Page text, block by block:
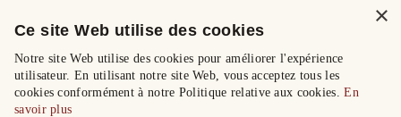
×
Ce site Web utilise des cookies
Notre site Web utilise des cookies pour améliorer l'expérience
utilisateur. En utilisant notre site Web, vous acceptez tous les
cookies conformément à notre Politique relative aux cookies.En
savoir plus